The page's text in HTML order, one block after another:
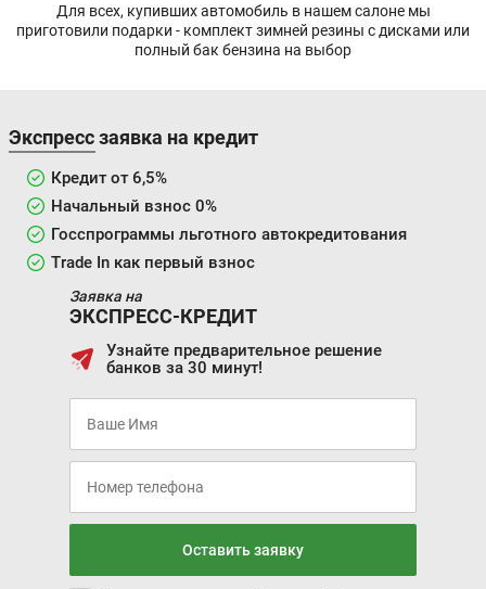
Для всех, купивших автомобиль в нашем салоне мы
приготовили подарки - комплект зимней резины с дисками или
полный бак бензина на выбор
Экспресс заявка на кредит
Кредит от 6,5%
Начальный взнос 0%
Госспрограммы льготного автокредитования
Trade In как первый взнос
Заявка на
ЭКСПРЕСС-КРЕДИТ
Узнайте предварительное решение
банков за 30 минут!
Оставить заявку